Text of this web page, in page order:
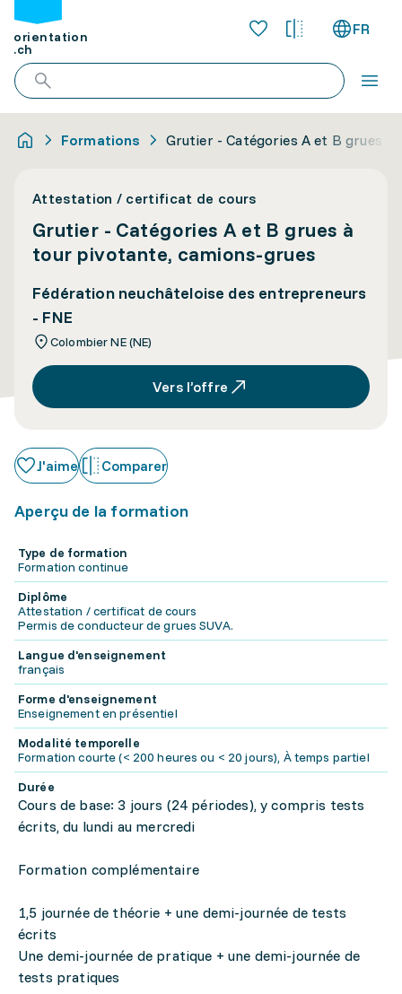
orientation
.ch
FR
Formations Grutier - Catégories A et B grues
Attestation / certificat de cours
Grutier - Catégories A et B grues à
tour pivotante, camions-grues
Fédération neuchâteloise des entrepreneurs
- FNE
Colombier NE (NE)
Vers l’offre
J'aime Comparer
Aperçu de la formation
Type de formation
Formation continue
Diplôme
Attestation / certificat de cours
Permis de conducteur de grues SUVA.
Langue d'enseignement
français
Forme d'enseignement
Enseignement en présentiel
Modalité temporelle
Formation courte (< 200 heures ou < 20 jours), À temps partiel
Durée
Cours de base: 3 jours (24 périodes), y compris tests
écrits, du lundi au mercredi
Formation complémentaire
1,5 journée de théorie + une demi-journée de tests
écrits
Une demi-journée de pratique + une demi-journée de
tests pratiques